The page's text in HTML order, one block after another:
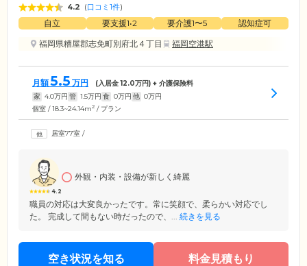
4.2 (口コミ1件)
自立 要支援1•2 要介護1〜5
認知症可
福岡県糟屋郡志免町別府北４丁目
福岡空港駅
月額5.5 万円 (入居金12.0万円) + 介護保険料
家 4.0万円 管 1.5万円 食 0万円 他 0万円
個室 / 18.3~24.14m2 / プラン
居室77室 /
4.2
外観・内装・設備が新しく綺麗
職員の対応は大変良かったです。常に笑顔で、柔らかい対応でし
た。 完成して間もない時だったので、... 続きを見る
空き状況を知る 料金見積もり